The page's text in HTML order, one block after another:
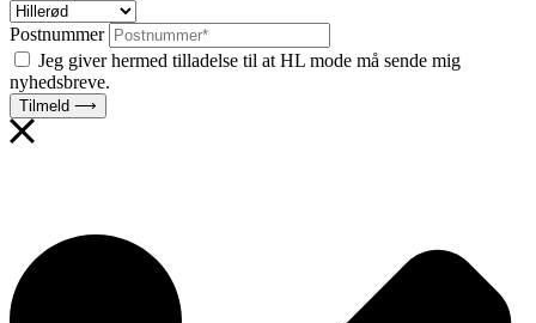
Postnummer
Jeg giver hermed tilladelse til at HL mode må sende mig
nyhedsbreve.
Tilmeld ⟶